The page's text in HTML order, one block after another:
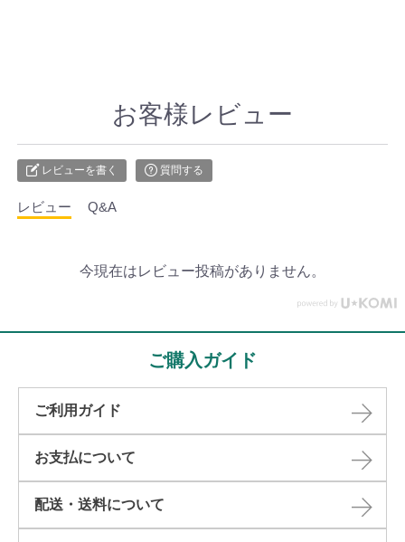
お客様レビュー
レビューを書く 質問する
レビュー Q&A
今現在はレビュー投稿がありません。
ご購入ガイド
ご利用ガイド
お支払について
配送・送料について